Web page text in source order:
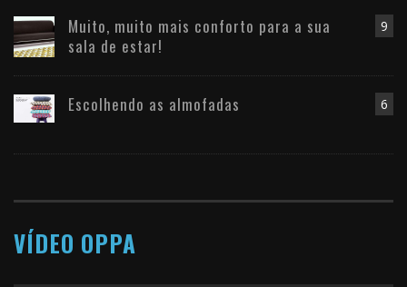
9
Muito, muito mais conforto para a sua
sala de estar!
6
Escolhendo as almofadas
VÍDEO OPPA